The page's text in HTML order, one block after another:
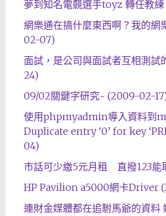
夢到知名電竸選手toyz 轉任教
網樂通在搞什麼東西啊？我的網
02-07)
面試，是公司與面試者互相測
24)
09/02關鍵字研究~ (2009-02-
使用phpmyadmin導入資料到
Duplicate entry ‘0’ for key
04)
市話可少繳5元月租 直撥123能
HP Pavilion a5000網卡Driver
連財金媒體都在追駙馬爺的資料